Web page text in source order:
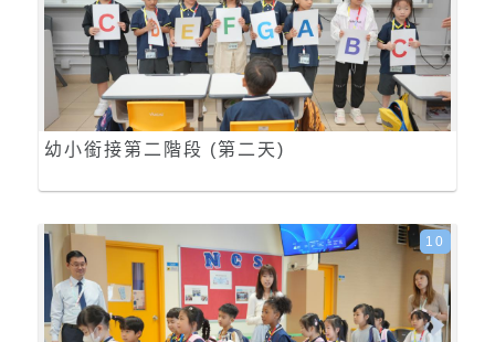
幼小銜接第二階段 (第二天)
10